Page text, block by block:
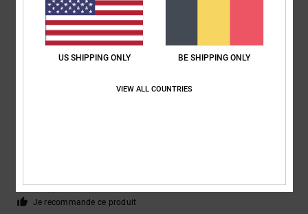
Je recommande ce produit
US SHIPPING ONLY BE SHIPPING ONLY
VIEW ALL COUNTRIES